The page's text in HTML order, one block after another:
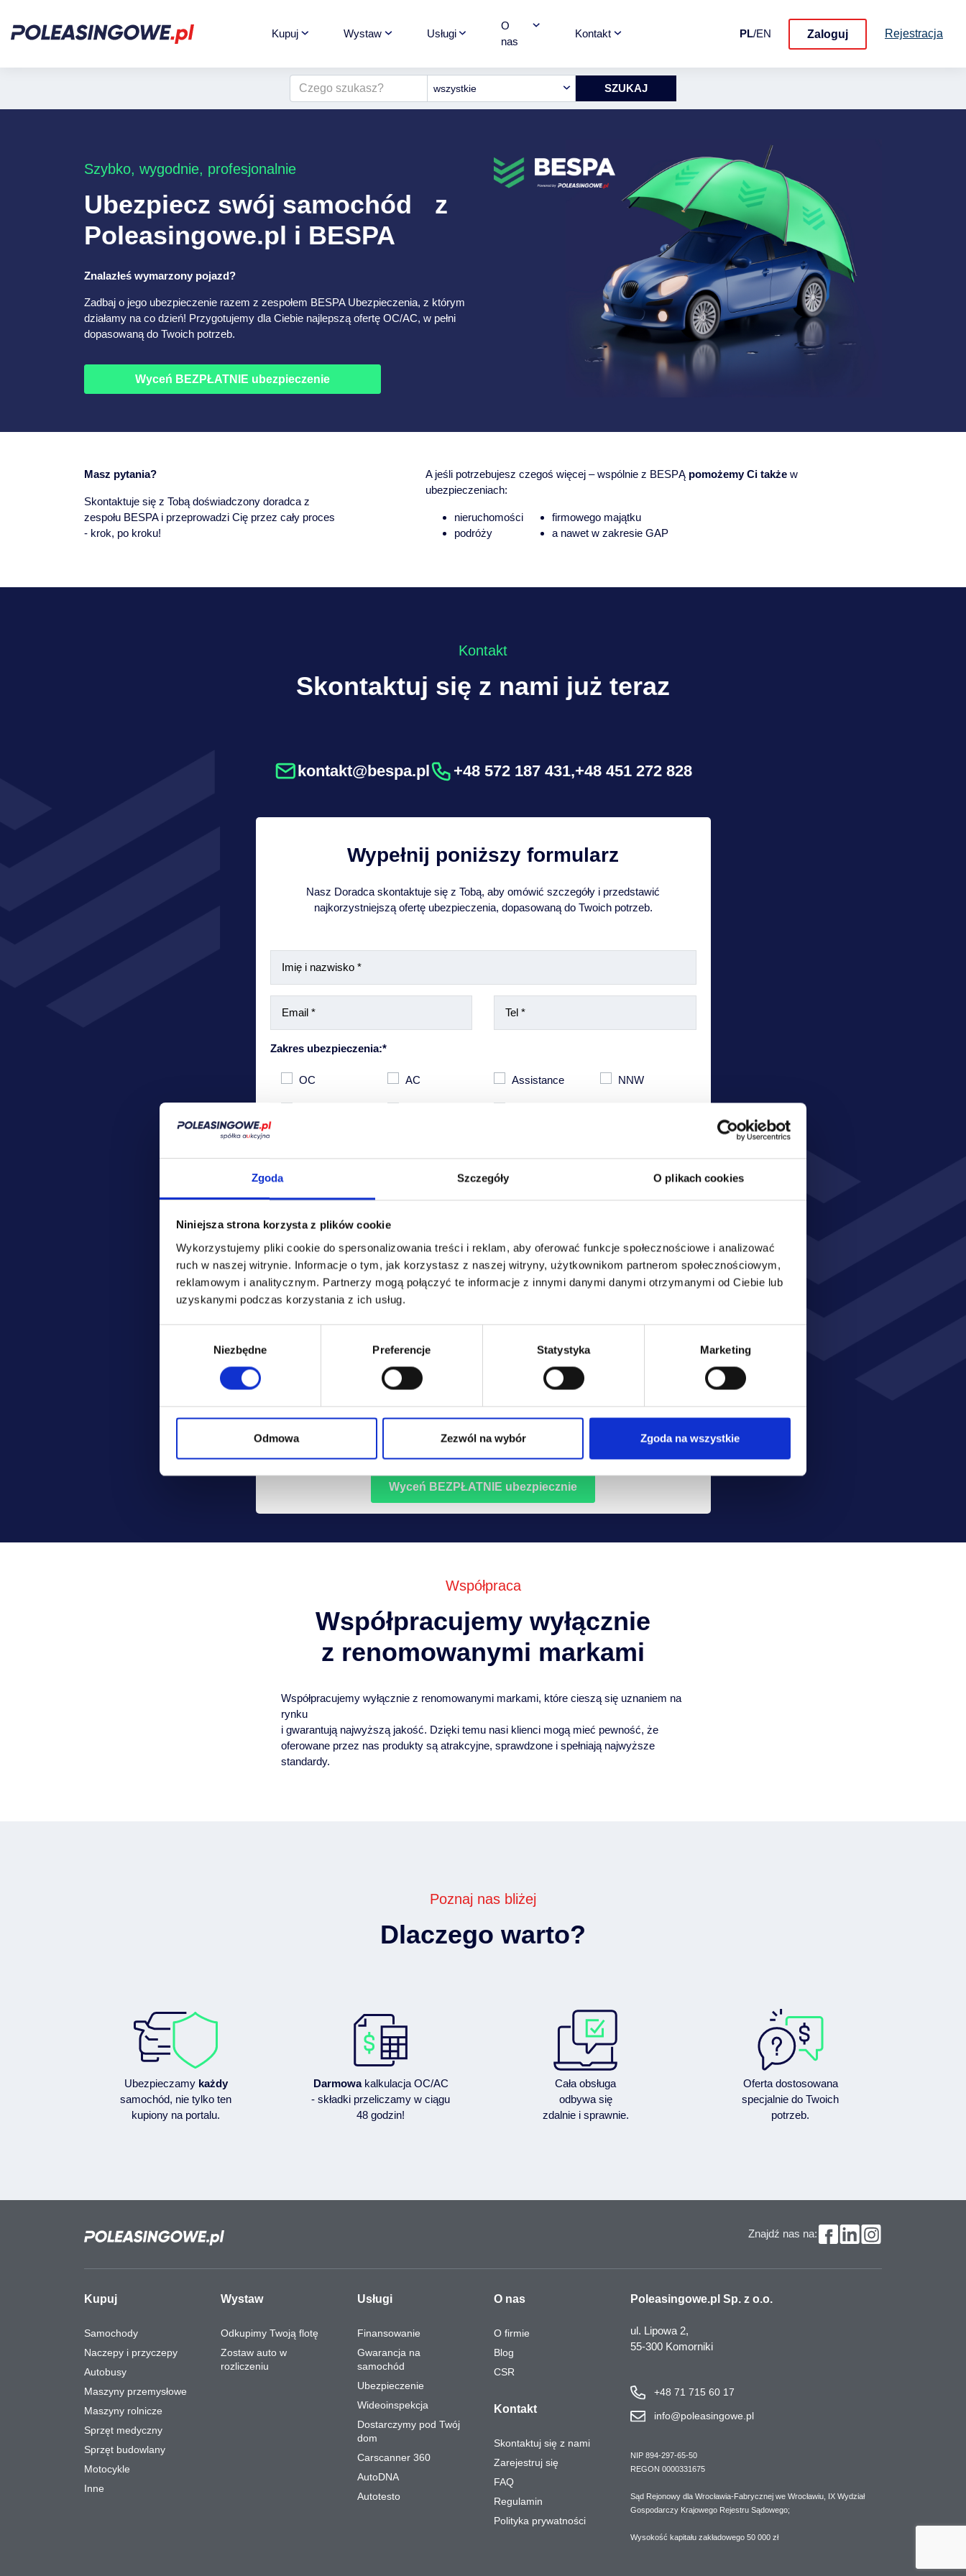
Zgoda Szczegóły O plikach cookies
Niniejsza strona korzysta z plików cookie
Wykorzystujemy pliki cookie do spersonalizowania treści i reklam, aby oferować funkcje społecznościowe i analizować
ruch w naszej witrynie. Informacje o tym, jak korzystasz z naszej witryny, użytkownikom partnerom społecznościowym,
reklamowym i analitycznym. Partnerzy mogą połączyć te informacje z innymi danymi danymi otrzymanymi od Ciebie lub
uzyskanymi podczas korzystania z ich usług.
Niezbędne Preferencje Statystyka Marketing
Odmowa Zezwól na wybór Zgoda na wszystkie
Kupuj Wystaw Usługi
O
nas
Kontakt PL/EN Zaloguj Rejestracja
wszystkie
Szybko, wygodnie, profesjonalnie
Ubezpiecz swój samochód z
Poleasingowe.pl i BESPA
Znalazłeś wymarzony pojazd?
Zadbaj o jego ubezpieczenie razem z zespołem BESPA Ubezpieczenia, z którym
działamy na co dzień! Przygotujemy dla Ciebie najlepszą ofertę OC/AC, w pełni
dopasowaną do Twoich potrzeb.
Wyceń BEZPŁATNIE ubezpieczenie
Masz pytania?
Skontaktuje się z Tobą doświadczony doradca z
zespołu BESPA i przeprowadzi Cię przez cały proces
- krok, po kroku!
A jeśli potrzebujesz czegoś więcej – wspólnie z BESPĄ pomożemy Ci także w
ubezpieczeniach:
nieruchomości
podróży
firmowego majątku
a nawet w zakresie GAP
Kontakt
Skontaktuj się z nami już teraz
kontakt@bespa.pl +48 572 187 431,+48 451 272 828
Wypełnij poniższy formularz
Nasz Doradca skontaktuje się z Tobą, aby omówić szczegóły i przedstawić
najkorzystniejszą ofertę ubezpieczenia, dopasowaną do Twoich potrzeb.
Zakres ubezpieczenia:*
OC AC Assistance NNW
Podane przez Ciebie danych osobowych jest dobrowolne, stanowi jednak warunek sporządzenia oraz
przedstawienia Ci oferty ubezpieczenia Twojego pojazdu. Administratorem Twoich danych osobowych
jest: Poleasingowe.pl sp. z o.o. Twoje dane będą przekazywane do naszych partnerów
danych, możliwość ich poprawiania oraz żądania zaprzestania ich przetwarzania, a w tym ich
Wyrażam zgodę na przetwarzanie moich danych osobowych przez Poleasingowe.pl sp. z o.o. w celu realizacji usługi, a w tym na przekazanie przez poleasingowe.pl sp. z o.o. wskazanych danych do partnerów: BESPA sp. z o.o. z siedzibą w Komornikach i Promesa Plus sp. z o.o. z siedzibą w Warszawie w celu przekazania mi informacji lub oferty ubezpieczenia pojazdu przesyłanej za pośrednictwem SMS oraz innych form komunikacji elektronicznej, na moje telekomunikacyjne urządzenia końcowe (np. komputer, smartfon, tablet itp.).
Szczegółowe zasady przetwarzania Twoich danych zostały opisane w polityce prywatności
Współpraca
Współpracujemy wyłącznie
z renomowanymi markami
Współpracujemy wyłącznie z renomowanymi markami, które cieszą się uznaniem na
rynku
i gwarantują najwyższą jakość. Dzięki temu nasi klienci mogą mieć pewność, że
oferowane przez nas produkty są atrakcyjne, sprawdzone i spełniają najwyższe
standardy.
Poznaj nas bliżej
Dlaczego warto?
Ubezpieczamy każdy
samochód, nie tylko ten
kupiony na portalu.
Darmowakalkulacja OC/AC
- składki przeliczamy w ciągu
48 godzin!
Cała obsługa
odbywa się
zdalnie i sprawnie.
Oferta dostosowana
specjalnie do Twoich
potrzeb.
Znajdź nas na:
Kupuj
Samochody
Naczepy i przyczepy
Autobusy
Maszyny przemysłowe
Maszyny rolnicze
Sprzęt medyczny
Sprzęt budowlany
Motocykle
Inne
Wystaw
Odkupimy Twoją flotę
Zostaw auto w
rozliczeniu
Usługi
Finansowanie
Gwarancja na
samochód
Ubezpieczenie
Wideoinspekcja
Dostarczymy pod Twój
dom
Carscanner 360
AutoDNA
Autotesto
O nas
O firmie
Blog
CSR
Kontakt
Skontaktuj się z nami
Zarejestruj się
FAQ
Regulamin
Polityka prywatności
Poleasingowe.pl Sp. z o.o.
ul. Lipowa 2,
55-300 Komorniki
+48 71 715 60 17
info@poleasingowe.pl
NIP 894-297-65-50
REGON 0000331675
Sąd Rejonowy dla Wrocławia-Fabrycznej we Wrocławiu, IX Wydział
Gospodarczy Krajowego Rejestru Sądowego;
Wysokość kapitału zakładowego 50 000 zł